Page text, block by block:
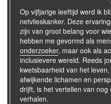
Op vijfjarige leeftijd werd ik
netvlieskanker. Deze
zijn van groot belang voor
hebben me gevormd als
onderzoeker, maar ook als
inclusievere wereld. Reeds
kwetsbaarheid van het
afwijkende lichamen en
drijft, is het vertellen van
verhalen.